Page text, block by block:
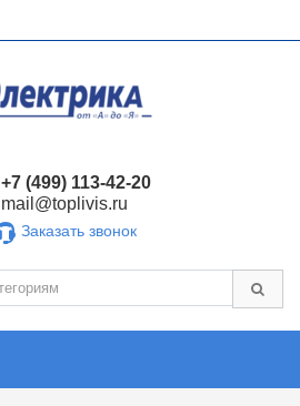
+7 (499) 113-42-20
mail@toplivis.ru
Заказать звонок